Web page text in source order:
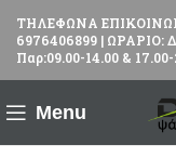
ΤΗΛΕΦΩΝΑ
6976406899 | ΩΡΑΡΙΟ:
Παρ:09.00-14.00 & 17.00-
Menu